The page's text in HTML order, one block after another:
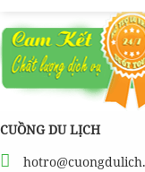
CUỒNG DU LỊCH